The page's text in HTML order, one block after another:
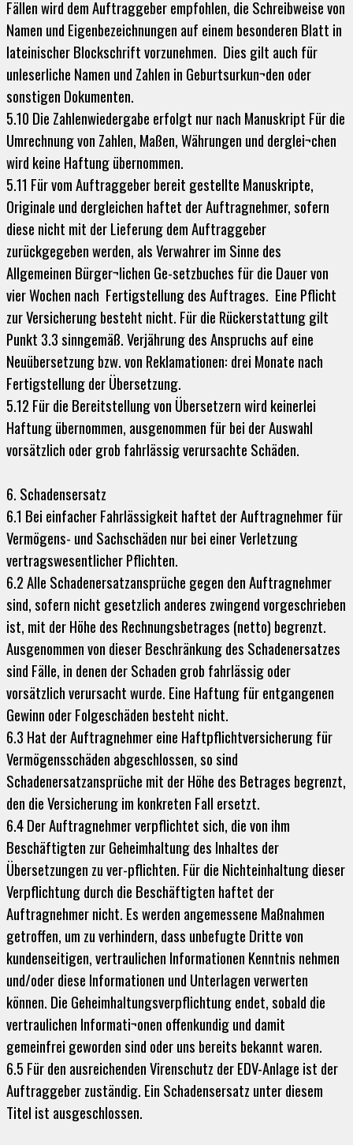
Fällen wird dem Auftraggeber empfohlen, die Schreibweise von
Namen und Eigenbezeichnungen auf einem besonderen Blatt in
lateinischer Blockschrift vorzunehmen. Dies gilt auch für
unleserliche Namen und Zahlen in Geburtsurkun¬den oder
sonstigen Dokumenten.
5.10 Die Zahlenwiedergabe erfolgt nur nach Manuskript Für die
Umrechnung von Zahlen, Maßen, Währungen und derglei¬chen
wird keine Haftung übernommen.
5.11 Für vom Auftraggeber bereit gestellte Manuskripte,
Originale und dergleichen haftet der Auftragnehmer, sofern
diese nicht mit der Lieferung dem Auftraggeber
zurückgegeben werden, als Verwahrer im Sinne des
Allgemeinen Bürger¬lichen Ge-setzbuches für die Dauer von
vier Wochen nach Fertigstellung des Auftrages. Eine Pflicht
zur Versicherung besteht nicht. Für die Rückerstattung gilt
Punkt 3.3 sinngemäß. Verjährung des Anspruchs auf eine
Neuübersetzung bzw. von Reklamationen: drei Monate nach
Fertigstellung der Übersetzung.
5.12 Für die Bereitstellung von Übersetzern wird keinerlei
Haftung übernommen, ausgenommen für bei der Auswahl
vorsätzlich oder grob fahrlässig verursachte Schäden.
6. Schadensersatz
6.1 Bei einfacher Fahrlässigkeit haftet der Auftragnehmer für
Vermögens- und Sachschäden nur bei einer Verletzung
vertragswesentlicher Pflichten.
6.2 Alle Schadenersatzansprüche gegen den Auftragnehmer
sind, sofern nicht gesetzlich anderes zwingend vorgeschrieben
ist, mit der Höhe des Rechnungsbetrages (netto) begrenzt.
Ausgenommen von dieser Beschränkung des Schadenersatzes
sind Fälle, in denen der Schaden grob fahrlässig oder
vorsätzlich verursacht wurde. Eine Haftung für entgangenen
Gewinn oder Folgeschäden besteht nicht.
6.3 Hat der Auftragnehmer eine Haftpflichtversicherung für
Vermögensschäden abgeschlossen, so sind
Schadenersatzansprüche mit der Höhe des Betrages begrenzt,
den die Versicherung im konkreten Fall ersetzt.
6.4 Der Auftragnehmer verpflichtet sich, die von ihm
Beschäftigten zur Geheimhaltung des Inhaltes der
Übersetzungen zu ver-pflichten. Für die Nichteinhaltung dieser
Verpflichtung durch die Beschäftigten haftet der
Auftragnehmer nicht. Es werden angemessene Maßnahmen
getroffen, um zu verhindern, dass unbefugte Dritte von
kundenseitigen, vertraulichen Informationen Kenntnis nehmen
und/oder diese Informationen und Unterlagen verwerten
können. Die Geheimhaltungsverpflichtung endet, sobald die
vertraulichen Informati¬onen offenkundig und damit
gemeinfrei geworden sind oder uns bereits bekannt waren.
6.5 Für den ausreichenden Virenschutz der EDV-Anlage ist der
Auftraggeber zuständig. Ein Schadensersatz unter diesem
Titel ist ausgeschlossen.